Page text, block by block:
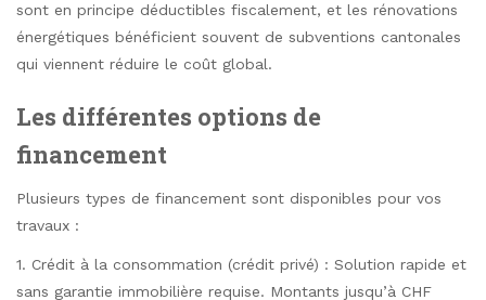
sont en principe déductibles fiscalement, et les rénovations
énergétiques bénéficient souvent de subventions cantonales
qui viennent réduire le coût global.
Les différentes options de
financement
Plusieurs types de financement sont disponibles pour vos
travaux :
1. Crédit à la consommation (crédit privé) : Solution rapide et
sans garantie immobilière requise. Montants jusqu’à CHF